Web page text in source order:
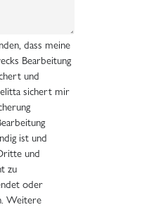
dass meine
Bearbeitung
und
sichert mir
ist und
und
zu
oder
Weitere